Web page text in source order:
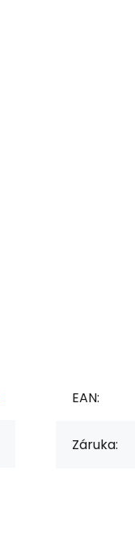
EAN:
Záruka: